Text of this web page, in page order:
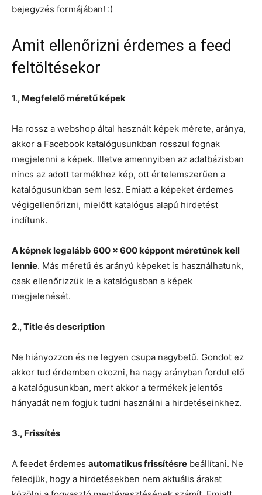
bejegyzés formájában! :)
Amit ellenőrizni érdemes a feed
feltöltésekor
1., Megfelelő méretű képek
Ha rossz a webshop által használt képek mérete, aránya,
akkor a Facebook katalógusunkban rosszul fognak
megjelenni a képek. Illetve amennyiben az adatbázisban
nincs az adott termékhez kép, ott értelemszerűen a
katalógusunkban sem lesz. Emiatt a képeket érdemes
végigellenőrizni, mielőtt katalógus alapú hirdetést
indítunk.
A képnek legalább 600 x 600 képpont méretűnek kell
lennie. Más méretű és arányú képeket is használhatunk,
csak ellenőrizzük le a katalógusban a képek
megjelenését.
2., Title és description
Ne hiányozzon és ne legyen csupa nagybetű. Gondot ez
akkor tud érdemben okozni, ha nagy arányban fordul elő
a katalógusunkban, mert akkor a termékek jelentős
hányadát nem fogjuk tudni használni a hirdetéseinkhez.
3., Frissítés
A feedet érdemes automatikus frissítésre beállítani. Ne
feledjük, hogy a hirdetésekben nem aktuális árakat